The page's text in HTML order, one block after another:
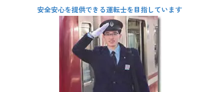
安全安心を提供できる運転士を目指しています